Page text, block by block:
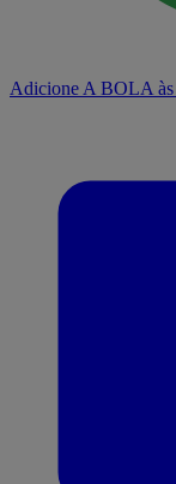
Adicione A BOLA às